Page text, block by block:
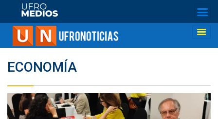
ECONOMÍA